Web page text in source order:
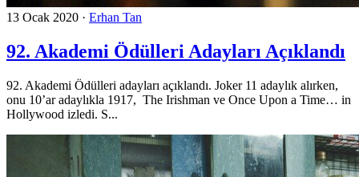
13 Ocak 2020 · Erhan Tan
92. Akademi Ödülleri Adayları Açıklandı
92. Akademi Ödülleri adayları açıklandı. Joker 11 adaylık alırken,
onu 10’ar adaylıkla 1917, The Irishman ve Once Upon a Time… in
Hollywood izledi. S...